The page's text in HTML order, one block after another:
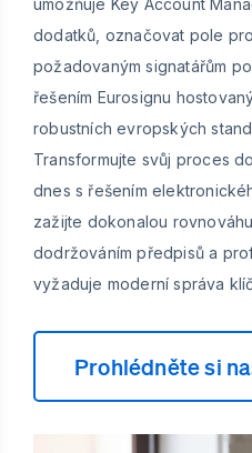
umožňuje Key Account
dodatků, označovat pole
požadovaným signatářům
řešením Eurosignu
robustních evropských
Transformujte svůj proces
dnes s řešením
zažijte dokonalou
dodržováním předpisů a
vyžaduje moderní správa
Prohlédněte si